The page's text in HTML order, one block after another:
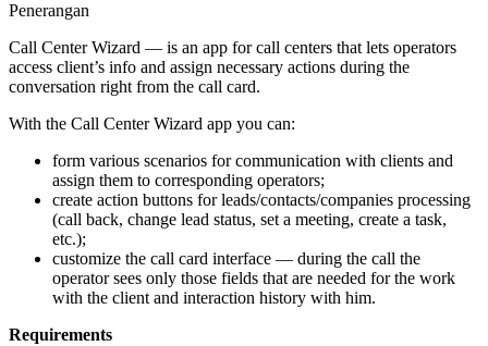
Penerangan
Call Center Wizard — is an app for call centers that lets operators
access client’s info and assign necessary actions during the
conversation right from the call card.
With the Call Center Wizard app you can:
form various scenarios for communication with clients and
assign them to corresponding operators;
create action buttons for leads/contacts/companies processing
(call back, change lead status, set a meeting, create a task,
etc.);
customize the call card interface — during the call the
operator sees only those fields that are needed for the work
with the client and interaction history with him.
Requirements